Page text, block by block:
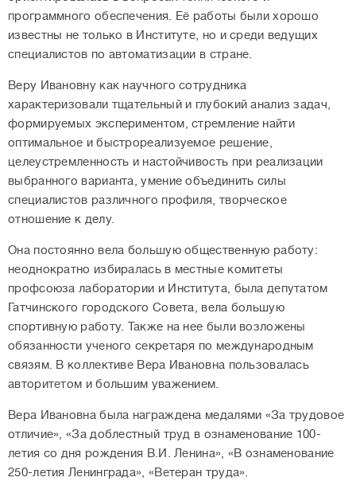
программного обеспечения. Её работы были хорошо
известны не только в Институте, но и среди ведущих
специалистов по автоматизации в стране.
Веру Ивановну как научного сотрудника
характеризовали тщательный и глубокий анализ задач,
формируемых экспериментом, стремление найти
оптимальное и быстрореализуемое решение,
целеустремленность и настойчивость при реализации
выбранного варианта, умение объединить силы
специалистов различного профиля, творческое
отношение к делу.
Она постоянно вела большую общественную работу:
неоднократно избиралась в местные комитеты
профсоюза лаборатории и Института, была депутатом
Гатчинского городского Совета, вела большую
спортивную работу. Также на нее были возложены
обязанности ученого секретаря по международным
связям. В коллективе Вера Ивановна пользовалась
авторитетом и большим уважением.
Вера Ивановна была награждена медалями «За трудовое
отличие», «За доблестный труд в ознаменование 100-
летия со дня рождения В.И. Ленина», «В ознаменование
250-летия Ленинграда», «Ветеран труда».